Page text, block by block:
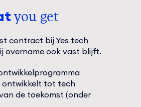
you get
contract bij Yes tech
overname ook vast blijft.
ontwikkelt tot tech
de toekomst (onder